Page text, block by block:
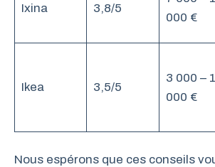
Ixina 3,8/5
000 €
Ikea 3,5/5
3 000 –
000 €
Nous espérons que ces conseils